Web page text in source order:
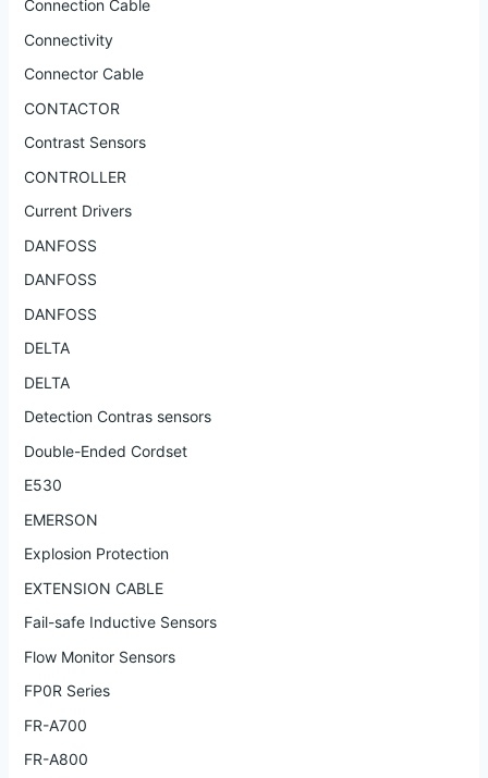
Connection Cable
Connectivity
Connector Cable
CONTACTOR
Contrast Sensors
CONTROLLER
Current Drivers
DANFOSS
DANFOSS
DANFOSS
DELTA
DELTA
Detection Contras sensors
Double-Ended Cordset
E530
EMERSON
Explosion Protection
EXTENSION CABLE
Fail-safe Inductive Sensors
Flow Monitor Sensors
FP0R Series
FR-A700
FR-A800